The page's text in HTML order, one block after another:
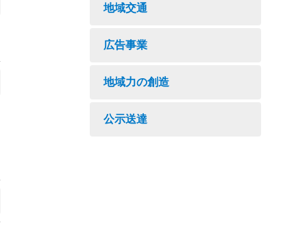
地域交通
広告事業
地域力の創造
公示送達